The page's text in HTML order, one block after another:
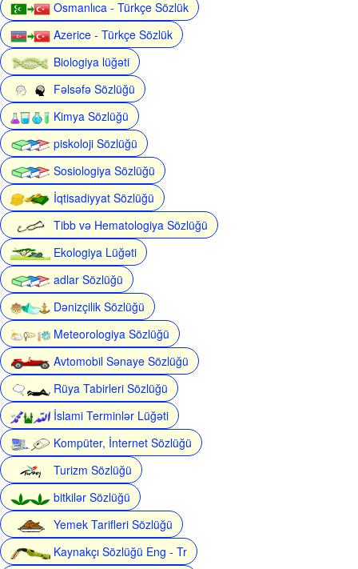
Osmanlıca - Türkçe Sözlük
Azerice - Türkçe Sözlük
Biologiya lüğəti
Fəlsəfə Sözlüğü
Kimya Sözlüğü
piskoloji Sözlüğü
Sosiologiya Sözlüğü
İqtisadiyyat Sözlüğü
Tibb və Hematologiya Sözlüğü
Ekologiya Lüğəti
adlar Sözlüğü
Dənizçilik Sözlüğü
Meteorologiya Sözlüğü
Avtomobil Sənaye Sözlüğü
Rüya Tabirleri Sözlüğü
İslami Terminlər Lüğəti
Kompüter, İnternet Sözlüğü
Turizm Sözlüğü
bitkilər Sözlüğü
Yemek Tarifleri Sözlüğü
Kaynakçı Sözlüğü Eng - Tr